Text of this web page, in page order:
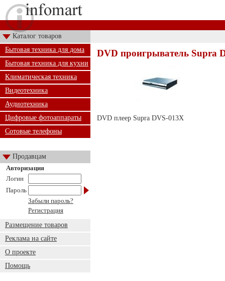
Каталог товаров
Бытовая техника для дома
Бытовая техника для кухни
Климатическая техника
Видеотехника
Аудиотехника
Цифровые фотоаппараты
Сотовые телефоны
Продавцам
Авторизация
Логин
Пароль
Забыли пароль?
Регистрация
Размещение товаров
Реклама на сайте
О проекте
Помощь
DVD проигрыватель Supra
DVD плеер Supra DVS-013X